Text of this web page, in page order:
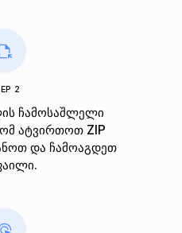
2
ჩამოსაშლელი
ატვირთოთ ZIP
და ჩამოაგდეთ